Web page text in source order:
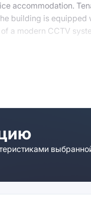
accommodation.
building is equipped
a modern CCTV